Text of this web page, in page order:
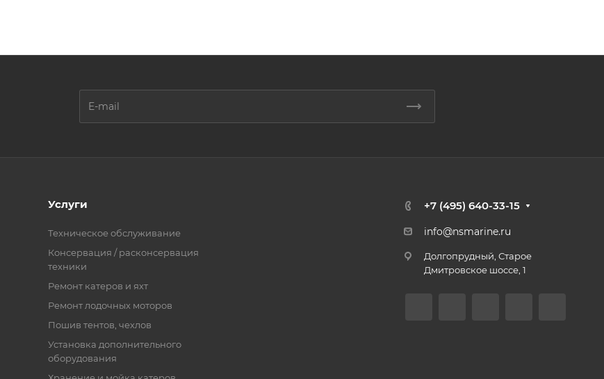
Услуги
Техническое обслуживание
Консервация / расконсервация
техники
Ремонт катеров и яхт
Ремонт лодочных моторов
Пошив тентов, чехлов
Установка дополнительного
оборудования
+7 (495) 640-33-15
info@nsmarine.ru
Долгопрудный, Старое
Дмитровское шоссе, 1